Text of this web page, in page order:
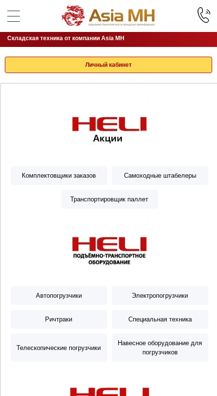
Личный кабинет
Комплектовщики заказов Самоходные штабелеры
Транспортировщик паллет
Автопогрузчики Электропогрузчики
Ричтраки Специальная техника
Телескопические погрузчики
Навесное оборудование для
погрузчиков
Складская техника от компании Asia MH